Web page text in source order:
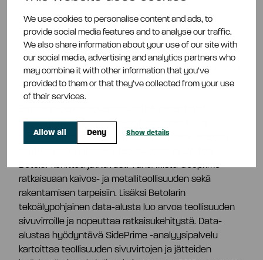
We use cookies to personalise content and ads, to
provide social media features and to analyse our traffic.
We also share information about your use of our site with
our social media, advertising and analytics partners who
may combine it with other information that you’ve
provided to them or that they’ve collected from your use
of their services.
Allow all Deny Show details
Betolar on kiertotalouden mahdollistaja ja
materiaaliteknologian asiantuntija. Tavoitteena on
vähentää hiilidioksidipäästöjä ja neitseellisten
luonnonvarojen käyttöä erityisesti kaivostoiminnassa
ja rakentamisessa.
huomattavasti sementin käytöstä aiheutuvia
hiilidioksidipäästöjä ja neitseellisten raaka-aineiden
Betolar kehittää jatkuvasti vähähiilistä Geoprime-
ratkaisuaan kaivos- ja metalliteollisuuden sekä
rakentamisen tarpeisiin. Lisäksi Betolarin
tekoälypohjainen data-alusta luo arvoa teollisuuden
sivuvirroille ja nopeuttaa ratkaisukehitystä. Data-
alustaa hyödyntävä SidePrime -analyysipalvelu
kartoittaa teollisuuden sivuvirtojen ja jätteiden